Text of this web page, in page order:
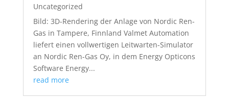
Uncategorized
Bild: 3D-Rendering der Anlage von Nordic Ren-
Gas in Tampere, Finnland Valmet Automation
liefert einen vollwertigen Leitwarten-Simulator
an Nordic Ren-Gas Oy, in dem Energy Opticons
Software Energy...
read more